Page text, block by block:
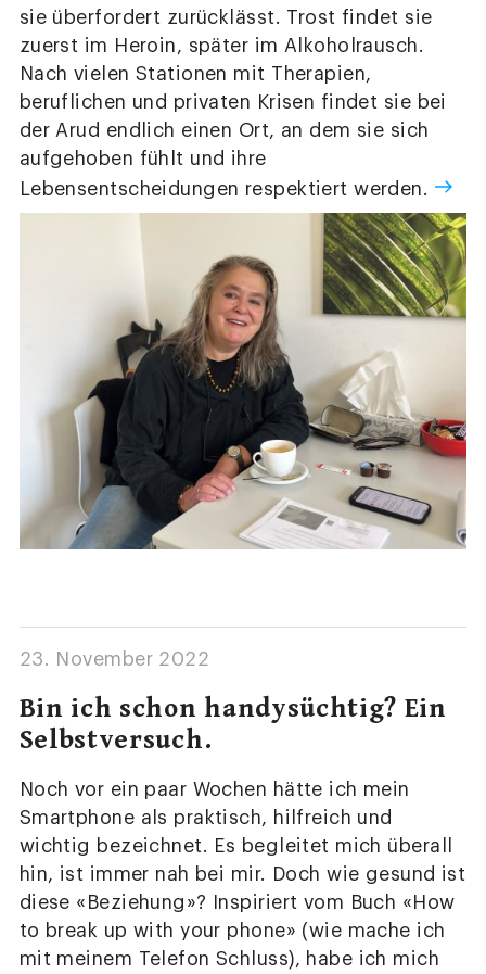
sie überfordert zurücklässt. Trost findet sie
zuerst im Heroin, später im Alkoholrausch.
Nach vielen Stationen mit Therapien,
beruflichen und privaten Krisen findet sie bei
der Arud endlich einen Ort, an dem sie sich
aufgehoben fühlt und ihre
Lebensentscheidungen respektiert werden.
23. November 2022
Bin ich schon handysüchtig? Ein
Selbstversuch.
Noch vor ein paar Wochen hätte ich mein
Smartphone als praktisch, hilfreich und
wichtig bezeichnet. Es begleitet mich überall
hin, ist immer nah bei mir. Doch wie gesund ist
diese «Beziehung»? Inspiriert vom Buch «How
to break up with your phone» (wie mache ich
mit meinem Telefon Schluss), habe ich mich